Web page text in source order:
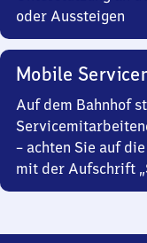
oder Aussteigen
Mobile
Auf dem Bahnhof
– achten Sie auf
mit der Aufschrift